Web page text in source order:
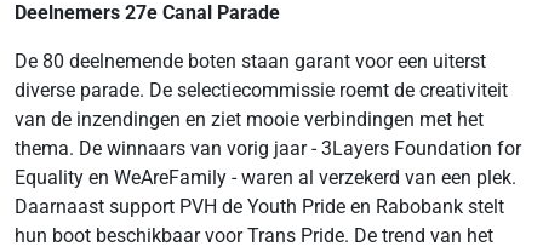
Deelnemers 27e Canal Parade
De 80 deelnemende boten staan garant voor een uiterst
diverse parade. De selectiecommissie roemt de creativiteit
van de inzendingen en ziet mooie verbindingen met het
thema. De winnaars van vorig jaar - 3Layers Foundation for
Equality en WeAreFamily - waren al verzekerd van een plek.
Daarnaast support PVH de Youth Pride en Rabobank stelt
hun boot beschikbaar voor Trans Pride. De trend van het